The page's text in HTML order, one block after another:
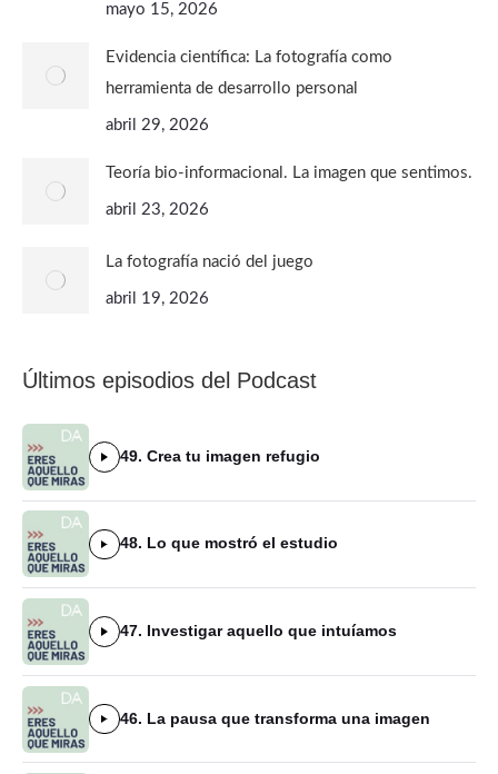
mayo 15, 2026
Evidencia científica: La fotografía como
herramienta de desarrollo personal
abril 29, 2026
Teoría bio-informacional. La imagen que sentimos.
abril 23, 2026
La fotografía nació del juego
abril 19, 2026
Últimos episodios del Podcast
49. Crea tu imagen refugio
48. Lo que mostró el estudio
47. Investigar aquello que intuíamos
46. La pausa que transforma una imagen